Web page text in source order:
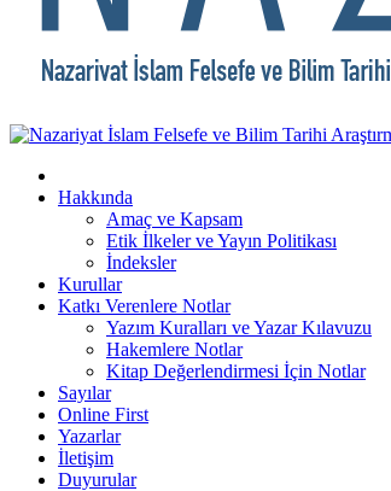
Hakkında
Amaç ve Kapsam
Etik İlkeler ve Yayın Politikası
İndeksler
Kurullar
Katkı Verenlere Notlar
Yazım Kuralları ve Yazar Kılavuzu
Hakemlere Notlar
Kitap Değerlendirmesi İçin Notlar
Sayılar
Online First
Yazarlar
İletişim
Duyurular